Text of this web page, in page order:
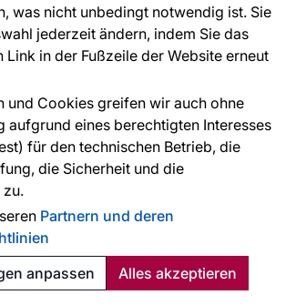
was nicht unbedingt notwendig ist. Sie
jederzeit ändern, indem Sie das
Link in der Fußzeile der Website erneut
und Cookies greifen wir auch ohne
aufgrund eines berechtigten Interesses
für den technischen Betrieb, die
die Sicherheit und die
zu.
Partnern und deren
anpassen
Alles akzeptieren
Blumen, 5809, Nordic Folk, Borastapeter
innerhalb von 10 Werktagen
82.92 €
15.57 € / m2